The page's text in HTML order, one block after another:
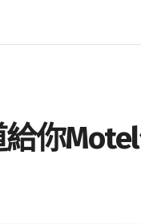
你